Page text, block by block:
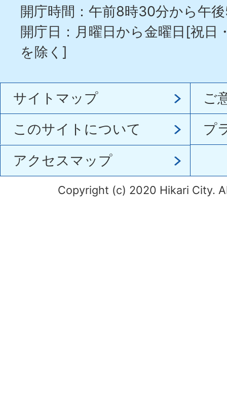
開庁時間：午前8時30分から午
開庁日：月曜日から金曜日[祝日
を除く]
サイトマップ
ご
このサイトについて
プ
アクセスマップ
Copyright (c) 2020 Hikari City.